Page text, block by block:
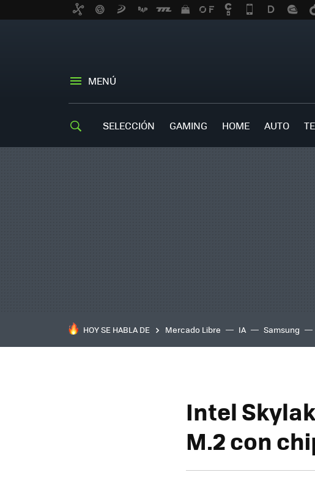
MENÚ
SELECCIÓN GAMING HOME AUTO
HOY SE HABLA DE Mercado Libre IA Samsung
Intel
M.2 con